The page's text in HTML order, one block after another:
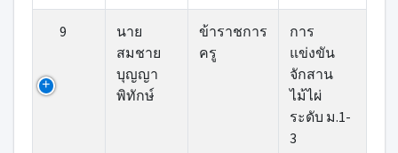
9
นาย
สมชาย
บุญญา
พิทักษ์
ข้าราชการ
ครู
การ
แข่งขัน
จักสาน
ไม้ไผ่
ระดับ ม.1-
3